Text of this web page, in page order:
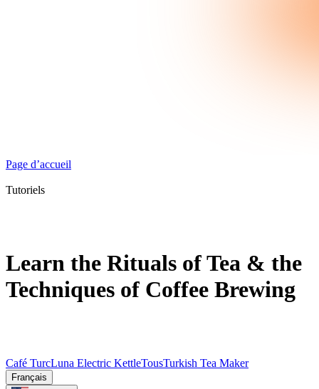
Page d’accueil
Tutoriels
Learn the Rituals of Tea & the
Techniques of Coffee Brewing
Café TurcLuna Electric KettleTousTurkish Tea Maker
Français